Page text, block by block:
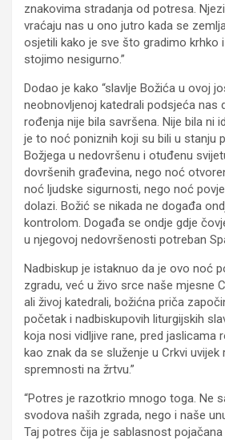
znakovima stradanja od potresa.
vraćaju nas u ono jutro kada se
osjetili kako je sve što gradimo krhko
stojimo nesigurno.”
Dodao je kako “slavlje Božića u ovoj
neobnovljenoj katedrali podsjeća nas
rođenja nije bila savršena. Nije bila ni
je to noć poniznih koji su bili u stanju
Božjega u nedovršenu i otuđenu
dovršenih građevina, nego noć
noć ljudske sigurnosti, nego noć
dolazi. Božić se nikada ne događa
kontrolom. Događa se ondje gdje
u njegovoj nedovršenosti potreban
Nadbiskup je istaknuo da je ovo noć
zgradu, već u živo srce naše mjesne
ali živoj katedrali, božićna priča
početak i nadbiskupovih liturgijskih
koja nosi vidljive rane, pred jaslicama
kao znak da se služenje u Crkvi
spremnosti na žrtvu.”
“Potres je razotkrio mnogo toga. Ne
svodova naših zgrada, nego i naše
Taj potres čija je sablasnost